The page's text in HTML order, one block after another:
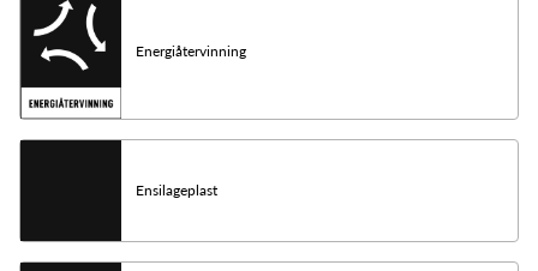
Energiåtervinning
Ensilageplast